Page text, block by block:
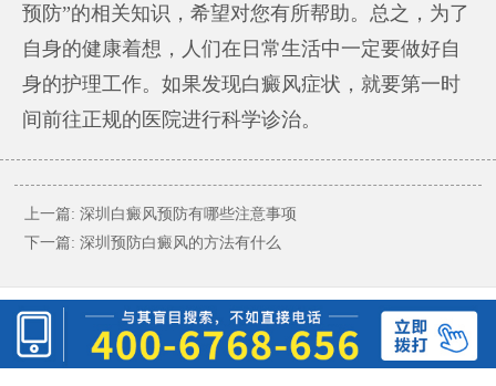
预防”的相关知识，希望对您有所帮助。总之，为了
自身的健康着想，人们在日常生活中一定要做好自
身的护理工作。如果发现白癜风症状，就要第一时
间前往正规的医院进行科学诊治。
上一篇: 深圳白癜风预防有哪些注意事项
下一篇: 深圳预防白癜风的方法有什么